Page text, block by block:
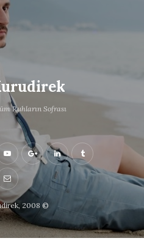
Ruhların Sofrası
2008 ©